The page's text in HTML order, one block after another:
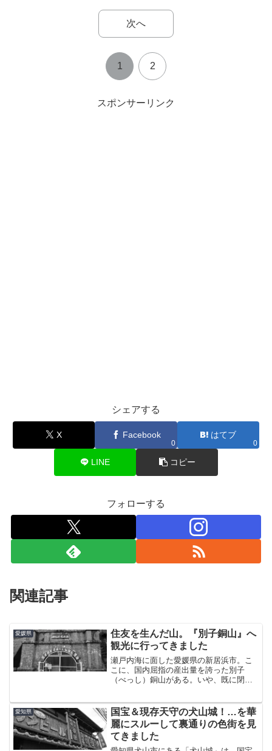
次へ
1 2
スポンサーリンク
シェアする
X Facebook
0
はてブ
0
LINE コピー
フォローする
関連記事
愛媛県
住友を生んだ山。『別子銅山』へ
観光に行ってきました
瀬戸内海に面した愛媛県の新居浜市。こ
こに、国内屈指の産出量を誇った別子
（べっし）銅山がある。いや、既に閉山
子」として整備されている。市街地から
10km足らずで行ける...
愛知県
国宝＆現存天守の犬山城！…を華
麗にスルーして裏通りの色街を見
てきました